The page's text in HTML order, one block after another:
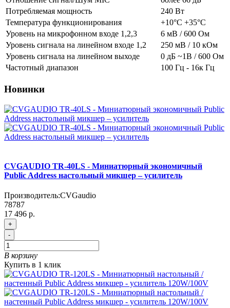
Потребляемая мощность
240 Вт
Температура функционирования
+10°C +35°C
Уровень на микрофонном входе 1,2,3
6 мВ / 600 Ом
Уровень сигнала на линейном входе 1,2
250 мВ / 10 кОм
Уровень сигнала на линейном выходе
0 дБ ~1В / 600 Ом
Частотный диапазон
100 Гц - 16к Гц
Новинки
CVGAUDIO TR-40LS - Миниатюрный экономичный
Public Address настольный микшер – усилитель
Производитель:CVGaudio
78787
17 496 р.
+
-
В корзину
Купить в 1 клик